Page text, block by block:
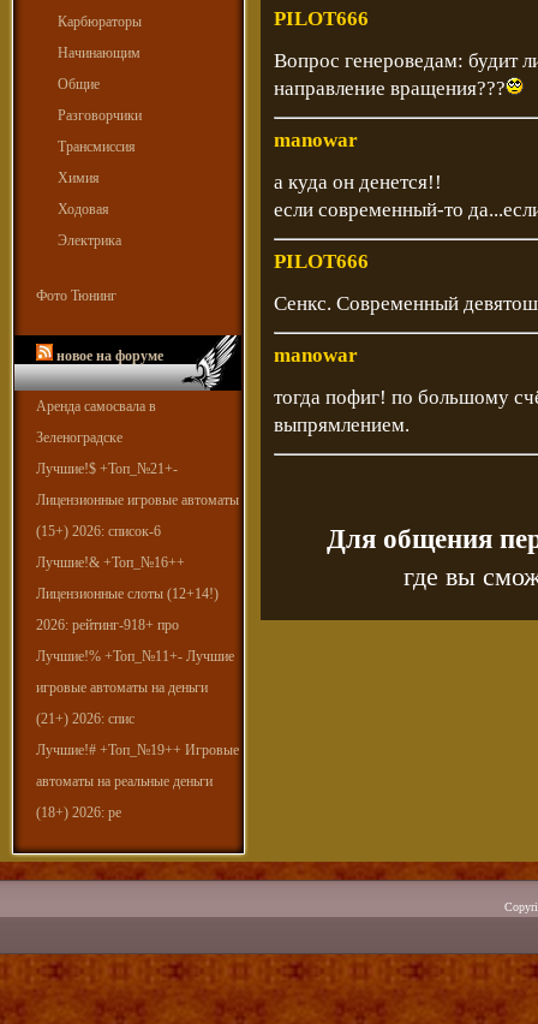
Карбюраторы
Начинающим
Общие
Разговорчики
Трансмиссия
Химия
Ходовая
Электрика
Фото Тюнинг
новое на форуме
Аренда самосвала в
Зеленоградске
Лучшие!$ +Топ_№21+-
Лицензионные игровые автоматы
(15+) 2026: список-6
Лучшие!& +Топ_№16++
Лицензионные слоты (12+14!)
2026: рейтинг-918+ про
Лучшие!% +Топ_№11+- Лучшие
игровые автоматы на деньги
(21+) 2026: спис
Лучшие!# +Топ_№19++ Игровые
автоматы на реальные деньги
(18+) 2026: ре
PILOT666
Вопрос генероведам: будит
направление вращения???
manowar
а куда он денется!!
если современный-то
PILOT666
Сенкс. Современный
manowar
тогда пофиг! по большому
выпрямлением.
Для общения
где вы